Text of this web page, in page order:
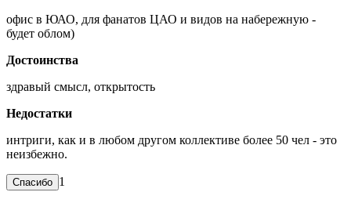
офис в ЮАО, для фанатов ЦАО и видов на набережную -
будет облом)
Достоинства
здравый смысл, открытость
Недостатки
интриги, как и в любом другом коллективе более 50 чел - это
неизбежно.
1